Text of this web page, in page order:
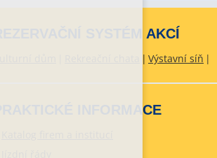
REZERVAČNÍ SYSTÉM AKCÍ
Výstavní síň
PRAKTICKÉ INFORMACE